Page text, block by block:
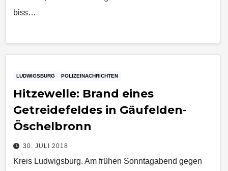
biss…
LUDWIGSBURG POLIZEINACHRICHTEN
Hitzewelle: Brand eines
Getreidefeldes in Gäufelden-
Öschelbronn
30. JULI 2018
Kreis Ludwigsburg. Am frühen Sonntagabend gegen